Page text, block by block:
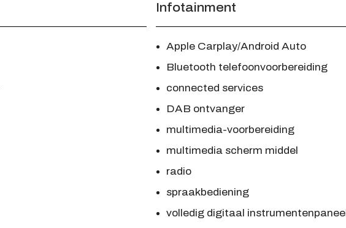
Infotainment
Apple Carplay/Android Auto
Bluetooth telefoonvoorbereiding
connected services
DAB ontvanger
multimedia-voorbereiding
multimedia scherm middel
radio
spraakbediening
volledig digitaal instrumentenpaneel